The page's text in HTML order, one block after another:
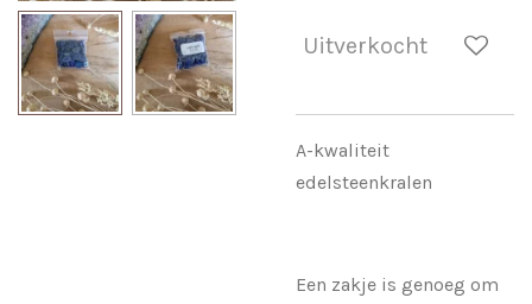
Uitverkocht
A-kwaliteit
edelsteenkralen
Een zakje is genoeg om